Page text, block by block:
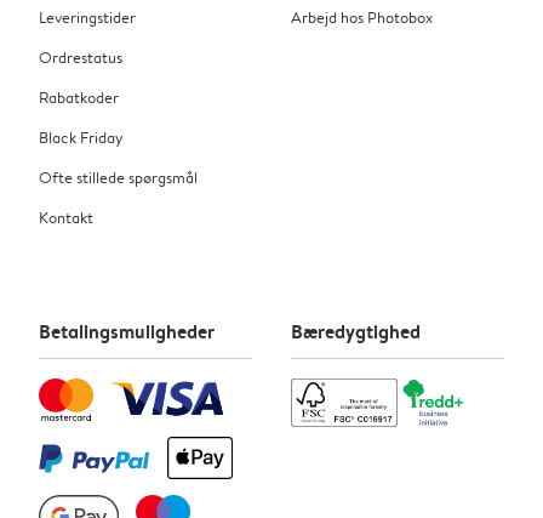
Leveringstider
Ordrestatus
Rabatkoder
Black Friday
Ofte stillede spørgsmål
Kontakt
Arbejd hos Photobox
Betalingsmuligheder Bæredygtighed